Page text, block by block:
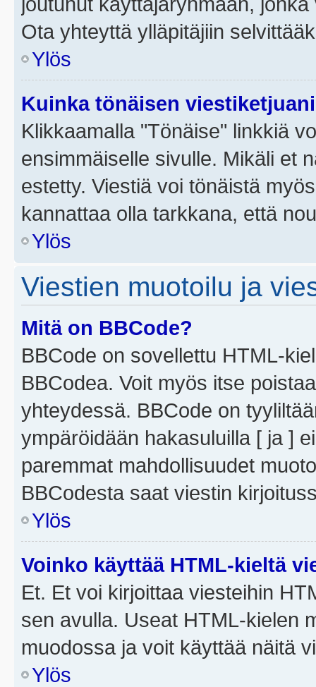
Ota yhteyttä ylläpitäjiin
Ylös
Kuinka tönäisen
Klikkaamalla "Tönäise" linkkiä
ensimmäiselle sivulle. Mikäli et
estetty. Viestiä voi tönäistä
kannattaa olla tarkkana, että
Ylös
Viestien muotoilu ja
Mitä on BBCode?
BBCode on sovellettu HTML-
BBCodea. Voit myös itse
yhteydessä. BBCode on
ympäröidään hakasuluilla [ ja ]
paremmat mahdollisuudet
BBCodesta saat viestin
Ylös
Voinko käyttää HTML-kieltä
Et. Et voi kirjoittaa viesteihin
sen avulla. Useat HTML-kielen
muodossa ja voit käyttää näitä
Ylös